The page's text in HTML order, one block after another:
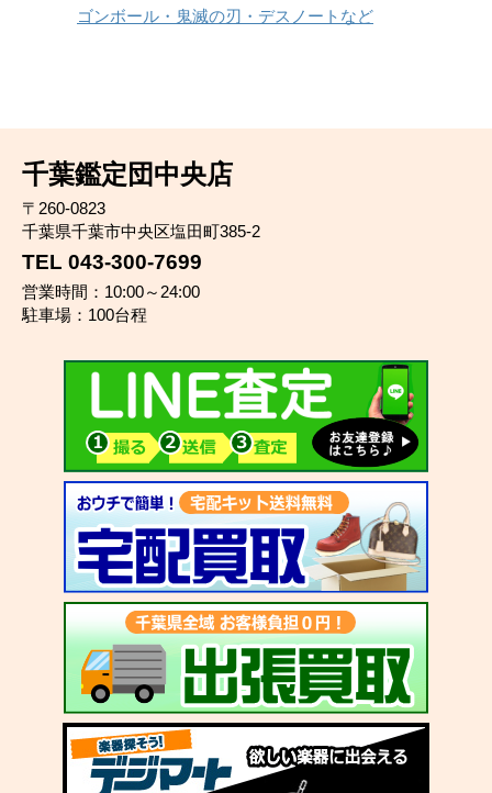
ゴンボール・鬼滅の刃・デスノートなど
千葉鑑定団中央店
〒260-0823
千葉県千葉市中央区塩田町385-2
TEL 043-300-7699
営業時間：10:00～24:00
駐車場：100台程